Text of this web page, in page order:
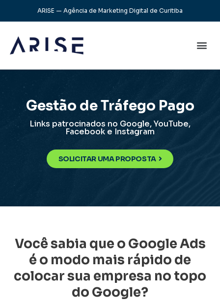
ARISE — Agência de Marketing Digital de Curitiba
Gestão de Tráfego Pago
Links patrocinados no Google, YouTube,
Facebook e Instagram
SOLICITAR UMA PROPOSTA
Você sabia que o Google Ads
é o modo mais rápido de
colocar sua empresa no topo
do Google?